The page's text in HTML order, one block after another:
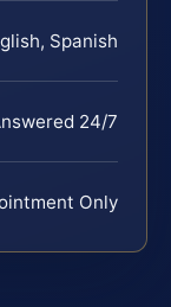
Spanish
24/7
Only